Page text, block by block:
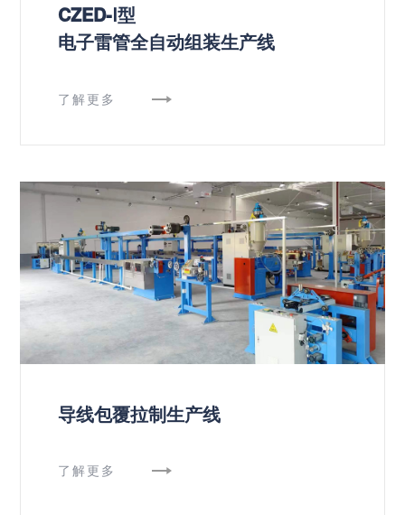
CZED-Ⅰ型
电子雷管全自动组装生产线
了解更多
导线包覆拉制生产线
了解更多